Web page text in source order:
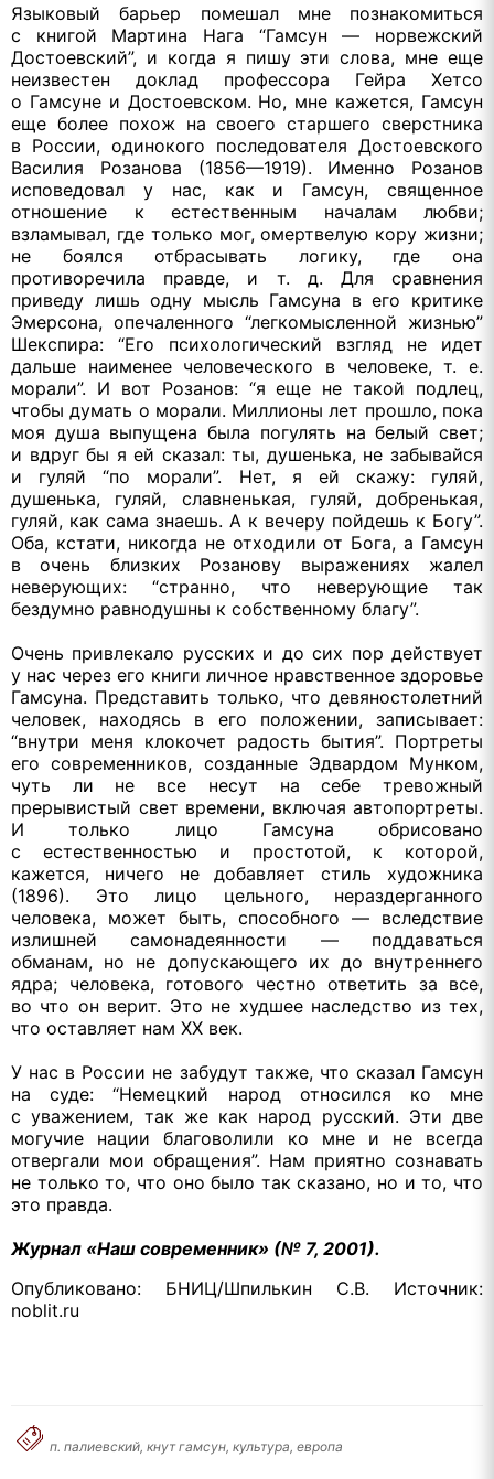
Языковый барьер помешал мне познакомиться
с книгой Мартина Нага “Гамсун — норвежский
Достоевский”, и когда я пишуэти слова, мне еще
неизвестен доклад профессора Гейра Хетсо
о Гамсуне и Достоевском. Но, мне кажется, Гамсун
еще более похож на своего старшего сверстника
в России, одинокого последователя Достоевского
Василия Розанова (1856—1919). Именно Розанов
исповедовал у нас,как и Гамсун, священное
отношение к естественным началам любви;
взламывал, где только мог, омертвелую кору жизни;
не боялся отбрасывать логику, где она
противоречила правде, и т. д.
Для сравнения
приведу лишь одну мысль Гамсуна в его критике
Эмерсона, опечаленного “легкомысленной жизнью”
Шекспира: “Его психологический взгляд не идет
дальше наименее человеческого в человеке, т. е.
морали”. И вот Розанов: “я еще не такой подлец,
чтобы думать о морали. Миллионы лет прошло, пока
моя душа выпущена была погулять на белый свет;
и вдруг бы яей сказал:ты, душенька, не забывайся
и гуляй “по морали”. Нет, я ей скажу:гуляй,
душенька, гуляй, славненькая, гуляй, добренькая,
гуляй, как сама знаешь. А к вечеру пойдешь к Богу”.
Оба, кстати, никогда не отходили от Бога, а Гамсун
в очень близких Розанову выражениях жалел
неверующих: “странно, что неверующие так
бездумно равнодушны к собственному благу”.
Очень привлекало русских и до сих пор действует
у нас через его книги личное нравственное здоровье
Гамсуна. Представить только, что девяностолетний
человек, находясь в его положении, записывает:
“внутри меня клокочет радость бытия”. Портреты
его современников, созданные Эдвардом Мунком,
чуть ли
не все несут на себе тревожный
прерывистый свет времени, включая автопортреты.
И только лицо Гамсуна обрисовано
с естественностью
и простотой,
к которой,
кажется, ничего не добавляет стиль художника
(1896). Это лицо цельного, нераздерганного
человека, может быть, способного — вследствие
излишней самонадеянности — поддаваться
обманам, но не допускающего их до внутреннего
ядра; человека, готового честно ответить за все,
во что он верит. Это не худшеенаследство из тех,
что оставляет нам XX век.
У нас в России не забудут также, что сказал Гамсун
на суде: “Немецкий народ относился ко мне
с уважением, так жекак народ русский. Эти две
могучие нации благоволили ко мне и не всегда
отвергали мои обращения”. Нам приятно сознавать
не только то, что оно было так сказано, но и то, что
это правда.
Журнал «Наш современник» (№ 7, 2001).
Опубликовано: БНИЦ/Шпилькин С.В. Источник:
noblit.ru
п. палиевский, кнут гамсун, культура, европа